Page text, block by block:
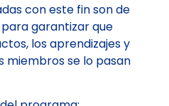
con este fin son de
garantizar que
los aprendizajes y
miembros se lo pasan